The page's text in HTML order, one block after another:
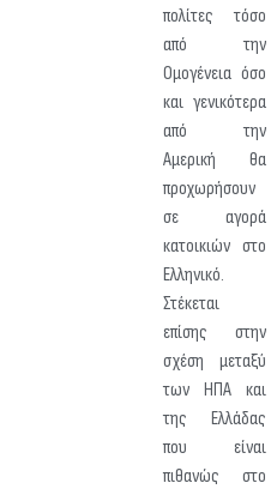
πολίτες τόσο
από την
Ομογένεια όσο
και γενικότερα
από την
Αμερική θα
προχωρήσουν
σε αγορά
κατοικιών στο
Ελληνικό.
Στέκεται
επίσης στην
σχέση μεταξύ
των ΗΠΑ και
της Ελλάδας
που είναι
πιθανώς στο